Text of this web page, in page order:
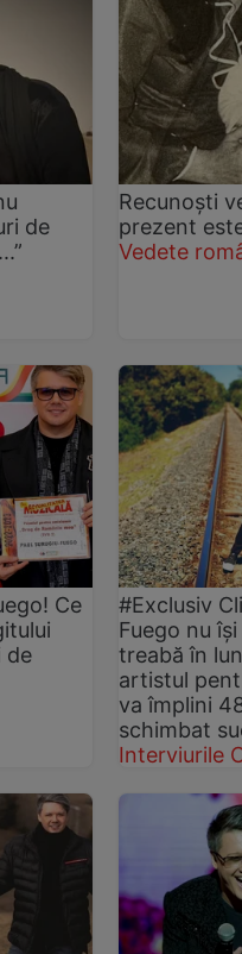
de
Recunoști
prezent
Vedete
Ce
de
#Exclusiv
Fuego nu
treabă în
artistul
va împlini
schimbat
Interviurile